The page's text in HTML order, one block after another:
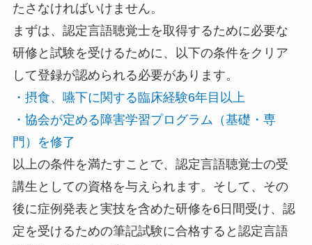
たさなければいけません。
まずは、認定言語聴覚士を取得するために必要な
研修と試験を受けるために、以下の条件をクリア
して登録が認められる必要があります。
・摂食、嚥下に関する臨床経験6年目以上
・協会が定める障害学習プログラム（基礎・専
門）を修了
以上の条件を満たすことで、認定言語聴覚士の受
講生としての資格を与えられます。そして、その
後に症例発表と実技を含めた研修を6日間受け、認
定を受けるための筆記試験に合格すると認定言語